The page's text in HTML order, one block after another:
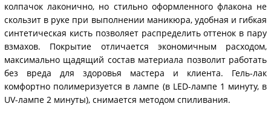
колпачок лаконично, но стильно оформленного флакона не
скользит в руке при выполнении маникюра, удобная и гибкая
синтетическая кисть позволяет распределить оттенок в пару
взмахов. Покрытие отличается экономичным расходом,
максимально щадящий состав материала позволит работать
без вреда для здоровья мастера и клиента. Гель-лак
комфортно полимеризуется в лампе (в LED-лампе 1 минуту, в
UV-лампе 2 минуты), снимается методом спиливания.